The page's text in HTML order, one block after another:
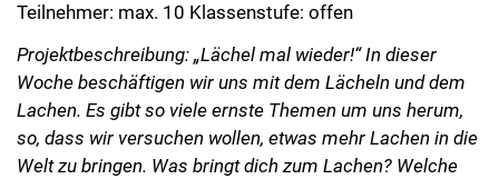
Teilnehmer: max. 10 Klassenstufe: offen
Projektbeschreibung: „Lächel mal wieder!“ In dieser
Woche beschäftigen wir uns mit dem Lächeln und dem
Lachen. Es gibt so viele ernste Themen um uns herum,
so, dass wir versuchen wollen, etwas mehr Lachen in die
Welt zu bringen. Was bringt dich zum Lachen? Welche